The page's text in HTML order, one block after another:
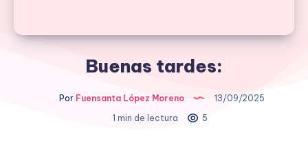
Buenas tardes:
Por Fuensanta López Moreno
13/09/2025
1 min de lectura
5